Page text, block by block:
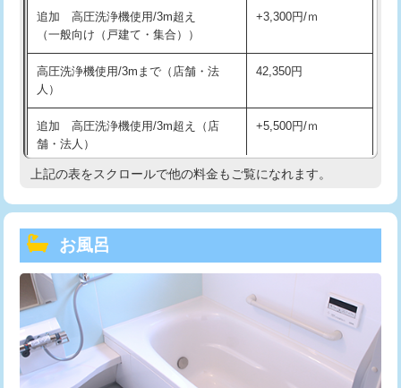
追加 高圧洗浄機使用/3m超え
（一般向け（戸建て・集合））
+3,300円/ｍ
高圧洗浄機使用/3mまで（店舗・法
人）
42,350円
追加 高圧洗浄機使用/3m超え（店
舗・法人）
+5,500円/ｍ
高度高圧洗浄換 現地調査
トーラー機使用/3mまで
追加トーラー機使用/3m超え
カメラ調査 33,000円
桝清掃 8,800円
上記の表をスクロールで他の料金もご覧になれます。
お風呂